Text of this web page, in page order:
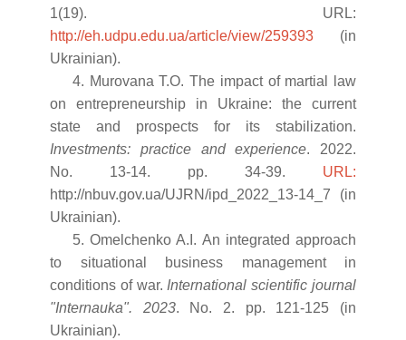
1(19). URL:
http://eh.udpu.edu.ua/article/view/259393 (in
Ukrainian).
4. Murovana T.O. The impact of martial law
on entrepreneurship in Ukraine: the current
state and prospects for its stabilization.
Investments: practice and experience. 2022.
No. 13-14. pp. 34-39. URL:
http://nbuv.gov.ua/UJRN/ipd_2022_13-14_7 (in
Ukrainian).
5. Omelchenko A.I. An integrated approach
to situational business management in
conditions of war. International scientific journal
"Internauka". 2023. No. 2. pp. 121-125 (in
Ukrainian).